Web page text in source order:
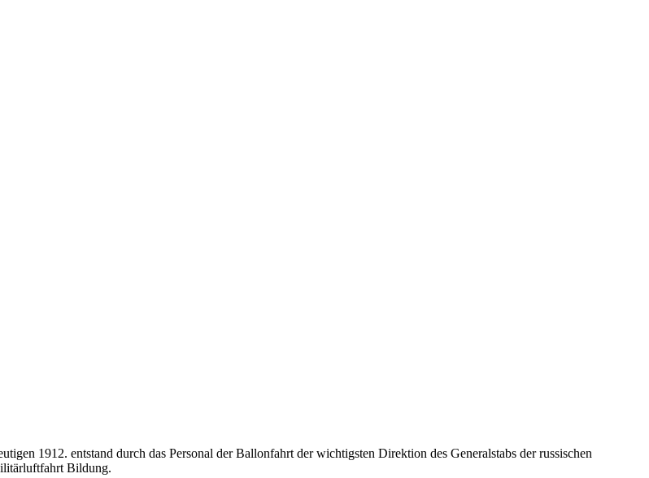
1912. entstand durch das Personal der Ballonfahrt der wichtigsten Direktion des Generalstabs der russischen
Bildung.